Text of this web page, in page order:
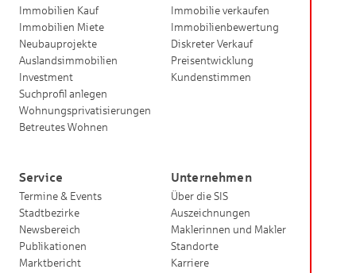
Immobilien Kauf
Immobilien Miete
Neubauprojekte
Auslandsimmobilien
Investment
Suchprofil anlegen
Wohnungsprivatisierungen
Betreutes Wohnen
Immobilie verkaufen
Immobilienbewertung
Diskreter Verkauf
Preisentwicklung
Kundenstimmen
Service
Termine & Events
Stadtbezirke
Newsbereich
Publikationen
Marktbericht
Unternehmen
Über die SIS
Auszeichnungen
Maklerinnen und Makler
Standorte
Karriere